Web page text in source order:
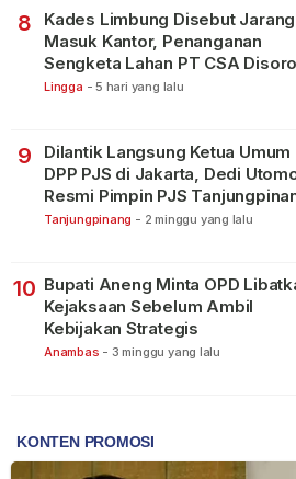
8
Kades Limbung Disebut Jarang
Masuk Kantor, Penanganan
Sengketa Lahan PT CSA
Warga
Lingga - 5 hari yang lalu
9
Dilantik Langsung Ketua Umum
DPP PJS di Jakarta, Dedi
Resmi Pimpin PJS
Bintan
Tanjungpinang - 2 minggu yang lalu
10 Bupati Aneng Minta OPD
Kejaksaan Sebelum Ambil
Kebijakan Strategis
Anambas - 3 minggu yang lalu